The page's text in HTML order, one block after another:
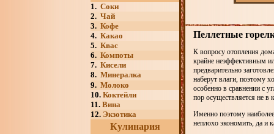
1. Соки
2. Чай
3. Кофе
4. Какао
5. Квас
6. Компоты
7. Кисели
8. Минералка
9. Молоко
10. Коктейли
11. Вина
12. Экзотика
Кулинария
Пеллетные
К вопросу отопления
крайне неэффективным
предварительно
наберут влаги, поэтому
особенно в сравнении с
пор осуществляется не в
Именно поэтому
неплохо экономить, да и